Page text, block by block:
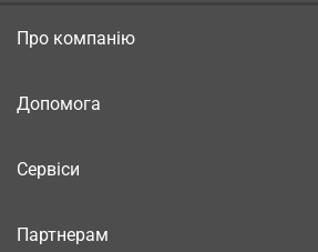
Про компанію
Допомога
Сервіси
Партнерам